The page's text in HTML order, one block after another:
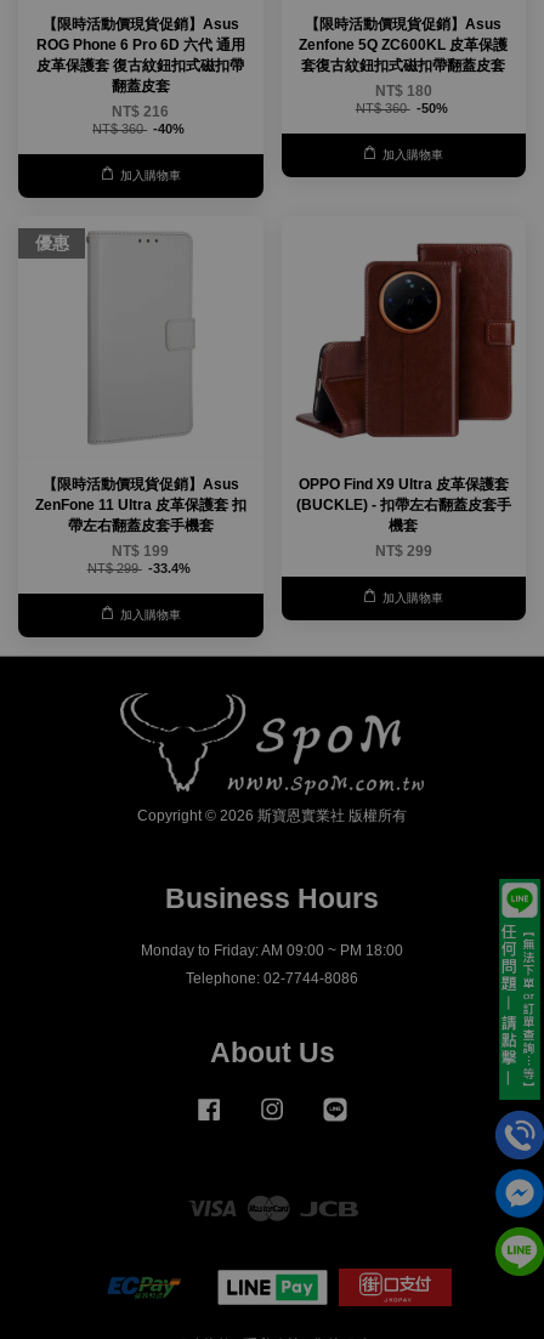
【限時活動價現貨促銷】Asus
ROG Phone 6 Pro 6D 六代 通用
皮革保護套 復古紋鈕扣式磁扣帶
翻蓋皮套
NT$ 216
NT$ 360 -40%
加入購物車
【限時活動價現貨促銷】Asus
Zenfone 5Q ZC600KL 皮革保護
套復古紋鈕扣式磁扣帶翻蓋皮套
NT$ 180
NT$ 360 -50%
加入購物車
優惠
【限時活動價現貨促銷】Asus
ZenFone 11 Ultra 皮革保護套 扣
帶左右翻蓋皮套手機套
NT$ 199
NT$ 299 -33.4%
加入購物車
OPPO Find X9 Ultra 皮革保護套
(BUCKLE) - 扣帶左右翻蓋皮套手
機套
NT$ 299
加入購物車
Copyright © 2026 斯寶恩實業社 版權所有
Business Hours
Monday to Friday: AM 09:00 ~ PM 18:00
Telephone: 02-7744-8086
About Us
Facebook Instagram
Visa Master